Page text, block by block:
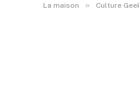
La maison » Culture